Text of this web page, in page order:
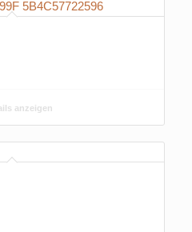
anzeigen